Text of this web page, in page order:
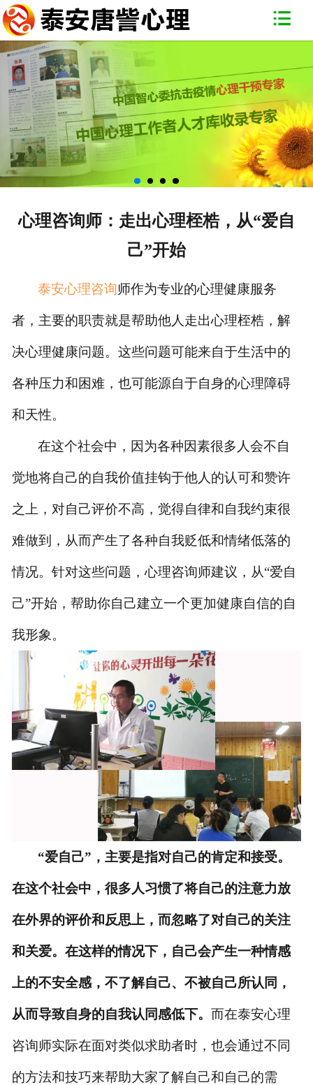
专家团队
唐訾一角
心理百科
联系我们
心理咨询师：走出心理桎梏，从“爱自
己”开始
泰安心理咨询师作为专业的心理健康服务
者，主要的职责就是帮助他人走出心理桎梏，解
决心理健康问题。这些问题可能来自于生活中的
各种压力和困难，也可能源自于自身的心理障碍
和天性。
在这个社会中， 因为各种因素很多人会不自
觉地将自己的自我价值挂钩于他人的认可和赞许
之上，对自己评价不高，觉得自律和自我约束很
难做到，从而产生了各种自我贬低和情绪低落的
情况。针对这些问题，心理咨询师建议，从“爱自
己”开始，帮助你自己建立一个更加健康自信的自
我形象。
“爱自己”，主要是指对自己的肯定和接受。
在这个社会中，很多人习惯了将自己的注意力放
在外界的评价和反思上，而忽略了对自己的关注
和关爱。在这样的情况下，自己会产生一种情感
上的不安全感，不了解自己、不被自己所认同，
从而导致自身的自我认同感低下。 而在泰安心理
咨询师实际在面对类似求助者时，也会通过不同
的方法和技巧来帮助大家了解自己和自己的需